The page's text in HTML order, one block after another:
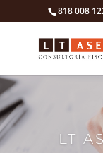
818 008
LT